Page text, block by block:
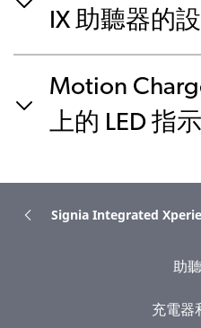
IX 助聽器的
Motion
上的 LED 指
Signia Integrated
助
充電器